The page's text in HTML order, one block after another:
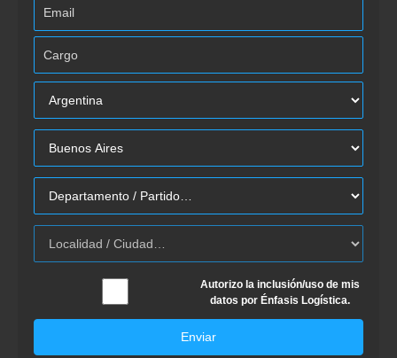
Autorizo la inclusión/uso de mis
datos por Énfasis Logística.
Enviar